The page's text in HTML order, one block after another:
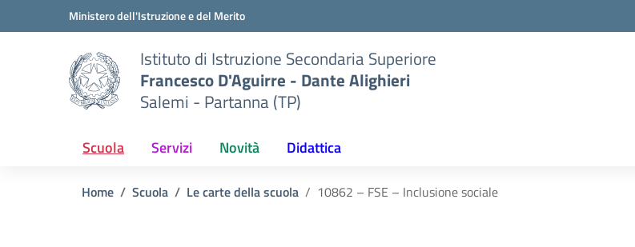
Vai ai contenuti
Vai al menu di navigazioneMinistero dell'Istruzione e del Merito
Istituto di Istruzione Secondaria Superiore
Francesco D'Aguirre - Dante Alighieri
Salemi - Partanna (TP)
Scuola Servizi Novità Didattica
Home Scuola Le carte della scuola 10862 – FSE – Inclusione sociale